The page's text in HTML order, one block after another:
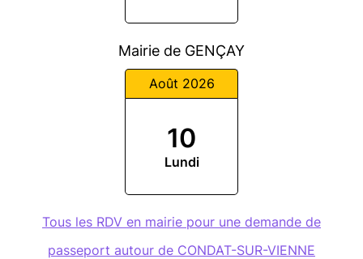
Mairie de GENÇAY
Août 2026
10
Lundi
Tous les RDV en mairie pour une demande de
passeport autour de CONDAT-SUR-VIENNE